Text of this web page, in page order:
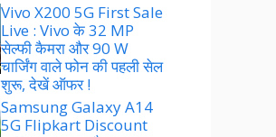
Vivo X200 5G First Sale
Live : Vivo के 32 MP
सेल्फी कैमरा और 90 W
चार्जिंग वाले फोन की पहली सेल
शुरू, देखें ऑफर !
Samsung Galaxy A14
5G Flipkart Discount